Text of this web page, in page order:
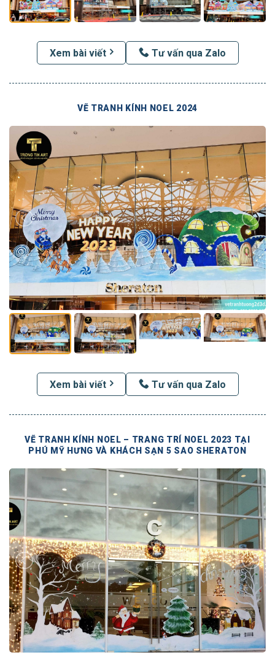
Xem bài viết Tư vấn qua Zalo
VẼ TRANH KÍNH NOEL 2024
Xem bài viết Tư vấn qua Zalo
VẼ TRANH KÍNH NOEL – TRANG TRÍ NOEL 2023 TẠI
PHÚ MỸ HƯNG VÀ KHÁCH SẠN 5 SAO SHERATON